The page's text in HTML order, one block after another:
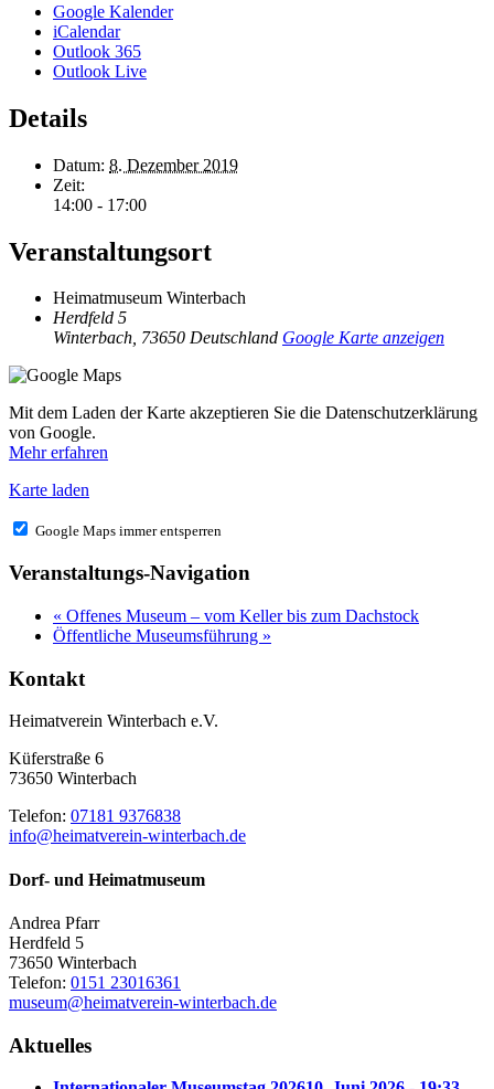
Google Kalender
iCalendar
Outlook 365
Outlook Live
Details
Datum: 8. Dezember 2019
Zeit:
14:00 - 17:00
Veranstaltungsort
Heimatmuseum Winterbach
Herdfeld 5
Winterbach, 73650 Deutschland Google Karte anzeigen
Mit dem Laden der Karte akzeptieren Sie die Datenschutzerklärung
von Google.
Mehr erfahren
Karte laden
Google Maps immer entsperren
Veranstaltungs-Navigation
« Offenes Museum – vom Keller bis zum Dachstock
Öffentliche Museumsführung »
Kontakt
Heimatverein Winterbach e.V.
Küferstraße 6
73650 Winterbach
Telefon: 07181 9376838
info@heimatverein-winterbach.de
Dorf- und Heimatmuseum
Andrea Pfarr
Herdfeld 5
73650 Winterbach
Telefon: 0151 23016361
museum@heimatverein-winterbach.de
Aktuelles